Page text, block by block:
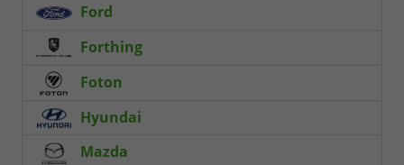
Ford
Forthing
Foton
Hyundai
Mazda